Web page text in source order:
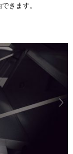
きます。